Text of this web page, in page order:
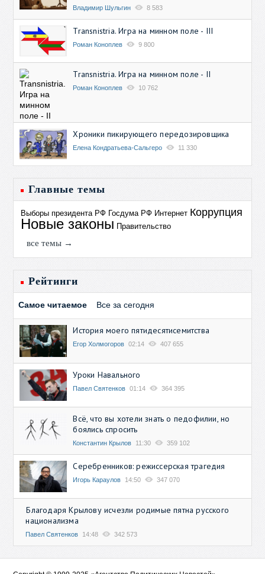
Владимир Шульгин 8 583
Transnistria. Игра на минном поле - III
Роман Коноплев 9 800
Transnistria. Игра на минном поле - II
Роман Коноплев 10 762
Хроники пикирующего передозировщика
Елена Кондратьева-Сальгеро 11 330
Главные темы
Выборы президента РФ Госдума РФ Интернет Коррупция
Новые законы Правительство
все темы →
Рейтинги
Самое читаемое Все за сегодня
История моего пятидесятисемитства
Егор Холмогоров 02:14 407 655
Уроки Навального
Павел Святенков 01:14 364 395
Всё, что вы хотели знать о педофилии, но
боялись спросить
Константин Крылов 11:30 359 102
Серебренников: режиссерская трагедия
Игорь Караулов 14:50 347 070
Благодаря Крылову исчезли родимые пятна русского
национализма
Павел Святенков 14:48 342 573